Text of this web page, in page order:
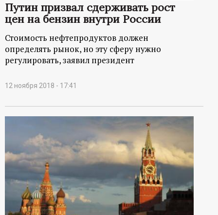
Путин призвал сдерживать рост
цен на бензин внутри России
Стоимость нефтепродуктов должен
определять рынок, но эту сферу нужно
регулировать, заявил президент
12 ноября 2018 - 17:41